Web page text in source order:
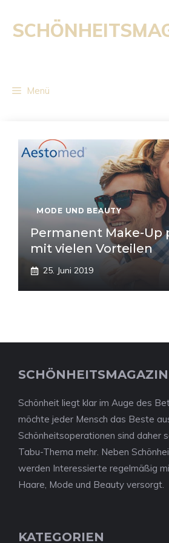
Inhalt
springen
Menü
MODE UND BEAUTY
Permanent Make-
mit vielen Vorteilen
25. Juni 2019
SCHÖNHEITSMAGAZIN
Schönheit liegt klar im Auge des
möchte jeder Mensch das Beste
Schönheitsoperationen sind daher
Tabu-Thema mehr. Neben
werden Interessierte regelmäßig
Haare, Mode und Beauty versorgt.
KATEGORIEN